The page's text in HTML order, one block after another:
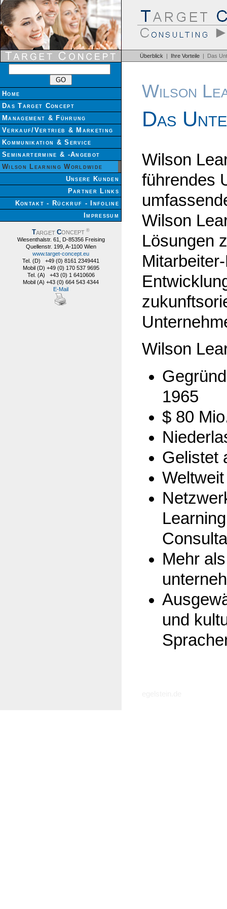
Wilson
Das
Wilson
führendes
Wilson
Lösungen
Wilson
1965
$ 80
Gelistet
Mehr
und
Überblick | Ihre Vorteile | Das
Home
Das Target Concept
Management & Führung
Verkauf/Vertrieb & Marketing
Kommunikation & Service
Seminartermine & -Angebot
Wilson Learning Worldwide
Unsere Kunden
Partner Links
Kontakt - Rückruf - Infoline
Impressum
TARGET CONCEPT ®
Wiesenthalstr. 61, D-85356 Freising
Quellenstr. 199, A-1100 Wien
www.target-concept.eu
Tel. (D) +49 (0) 8161 2349441
Mobil (D) +49 (0) 170 537 9695
Tel. (A) +43 (0) 1 6410606
Mobil (A) +43 (0) 664 543 4344
E-Mail